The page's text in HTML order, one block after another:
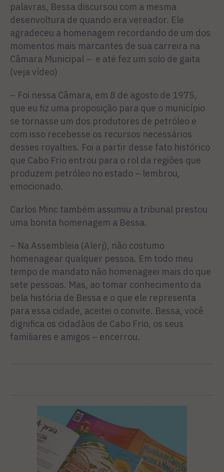
palavras, Bessa discursou com a mesma
desenvoltura de quando era vereador. Ele
agradeceu a homenagem recordando de um dos
momentos mais marcantes de sua carreira na
Câmara Municipal – e até fez um solo de gaita
(veja vídeo)
– Foi nessa Câmara, em 8 de agosto de 1975,
que eu fiz uma proposição para que o município
se tornasse um dos produtores de petróleo e
com isso recebesse os recursos necessários
desses royalties. Foi a partir desse fato histórico
que Cabo Frio entrou para o rol da regiões que
produzem petróleo no estado – lembrou,
emocionado.
Carlos Minc também assumiu a tribunal prestou
uma bonita homenagem a Bessa.
– Na Assembleia (Alerj), não costumo
homenagear qualquer pessoa. Em todo meu
tempo de mandato não homenageei mais do que
sete pessoas. Mas, ao tomar conhecimento da
bela história de Bessa e o que ele representa
para essa cidade, aceitei o convite. Bessa, você
dignifica os cidadãos de Cabo Frio, os seus
familiares e amigos – encerrou.